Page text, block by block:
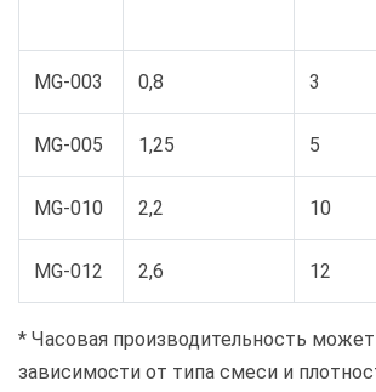
MG-003 0,8 3
MG-005 1,25 5
MG-010 2,2 10
MG-012 2,6 12
* Часовая производительность
зависимости от типа смеси и